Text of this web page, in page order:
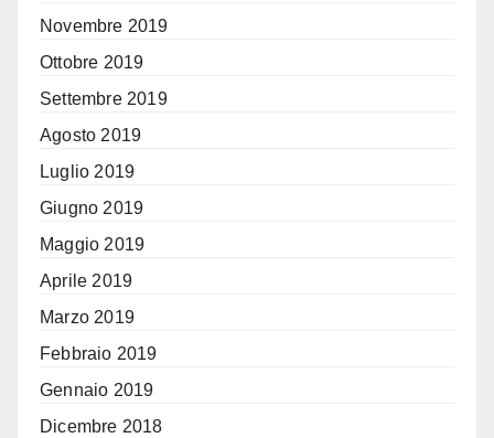
Novembre 2019
Ottobre 2019
Settembre 2019
Agosto 2019
Luglio 2019
Giugno 2019
Maggio 2019
Aprile 2019
Marzo 2019
Febbraio 2019
Gennaio 2019
Dicembre 2018